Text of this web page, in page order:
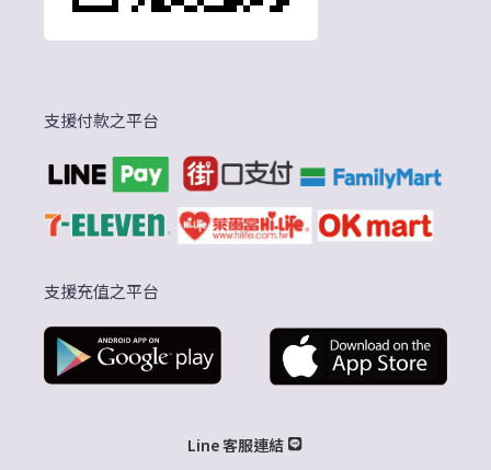
支援付款之平台
支援充值之平台
Line 客服連結